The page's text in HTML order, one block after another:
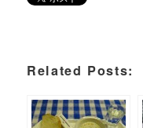
Related Posts: